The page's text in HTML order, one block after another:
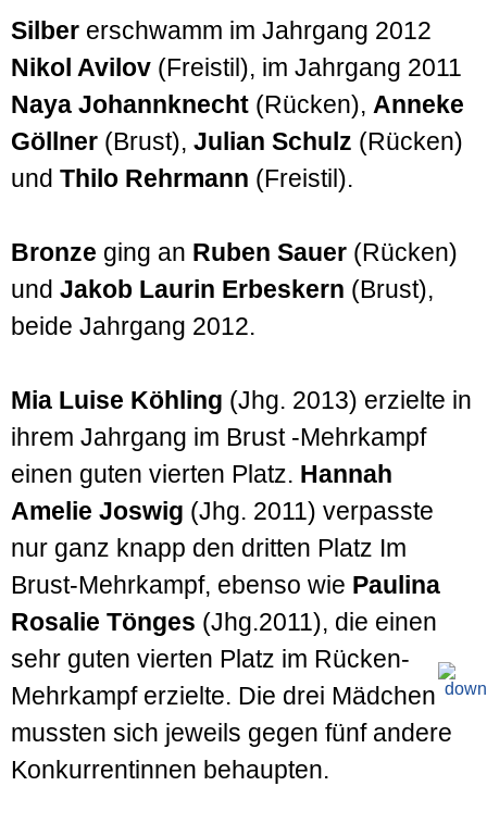
Silber erschwamm im Jahrgang 2012
Nikol Avilov (Freistil), im Jahrgang 2011
Naya Johannknecht (Rücken), Anneke
Göllner (Brust), Julian Schulz (Rücken)
und Thilo Rehrmann (Freistil).
Bronze ging an Ruben Sauer (Rücken)
und Jakob Laurin Erbeskern (Brust),
beide Jahrgang 2012.
Mia Luise Köhling (Jhg. 2013) erzielte in
ihrem Jahrgang im Brust -Mehrkampf
einen guten vierten Platz. Hannah
Amelie Joswig (Jhg. 2011) verpasste
nur ganz knapp den dritten Platz Im
Brust-Mehrkampf, ebenso wie Paulina
Rosalie Tönges (Jhg.2011), die einen
sehr guten vierten Platz im Rücken-
Mehrkampf erzielte. Die drei Mädchen
mussten sich jeweils gegen fünf andere
Konkurrentinnen behaupten.